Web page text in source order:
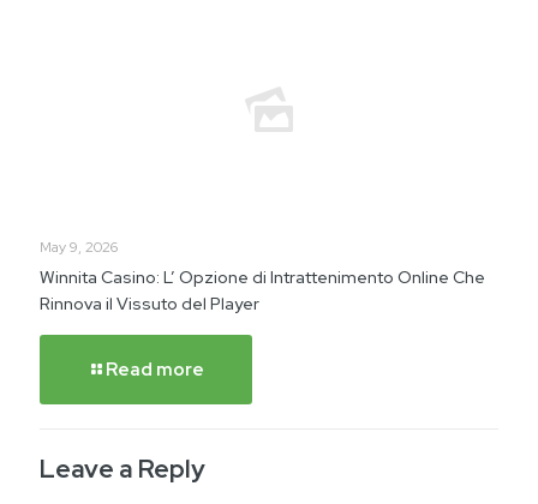
May 9, 2026
Winnita Casino: L’ Opzione di Intrattenimento Online Che
Rinnova il Vissuto del Player
Read more
Leave a Reply